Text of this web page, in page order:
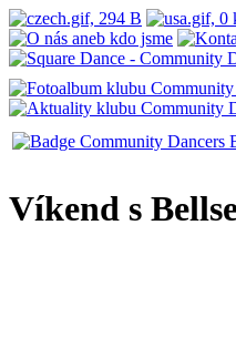
Víkend s